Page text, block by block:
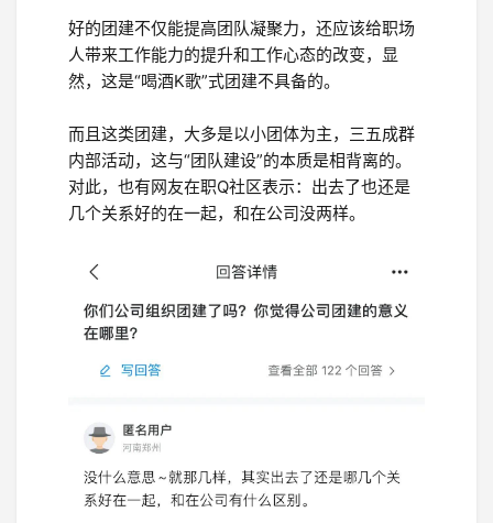
好的团建不仅能提高团队凝聚力，还应该给职场
人带来工作能力的提升和工作心态的改变，显
然，这是“喝酒K歌”式团建不具备的。
而且这类团建，大多是以小团体为主，三五成群
内部活动，这与“团队建设”的本质是相背离的。
对此，也有网友在职Q社区表示：出去了也还是
几个关系好的在一起，和在公司没两样。